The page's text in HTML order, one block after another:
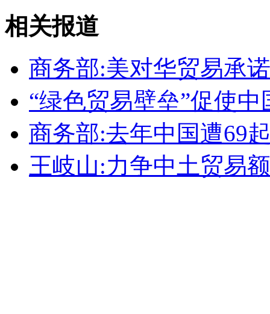
外交部：反对强权政治霸凌主义
外交部：有关国家言论片面不公正
安徽一实载49人客车翻车
相关报道
商务部:美对华贸易承
“绿色贸易壁垒”促使
商务部:去年中国遭69
王岐山:力争中土贸易